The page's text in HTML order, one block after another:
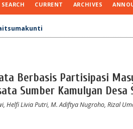
SEARCH CURRENT ARCHIVES
Berbasis Partisipasi
Sumber Kamulyan Desa
Helfi Livia Putri, M. Adiftya Nugroho, Rizal